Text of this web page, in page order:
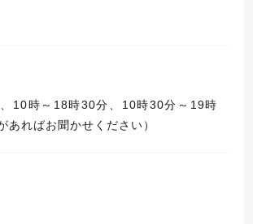
10時～18時30分、10時30分～19時
あればお聞かせください）